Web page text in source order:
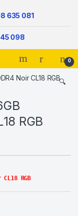
635 081
098
0
🔍
RGB
CL18 RGB